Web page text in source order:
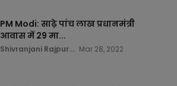
PM Modi: साढ़े पांच लाख प्रधानमंत्री
आवास में 29 मा...
Shivranjani Rajpur... Mar 28, 2022